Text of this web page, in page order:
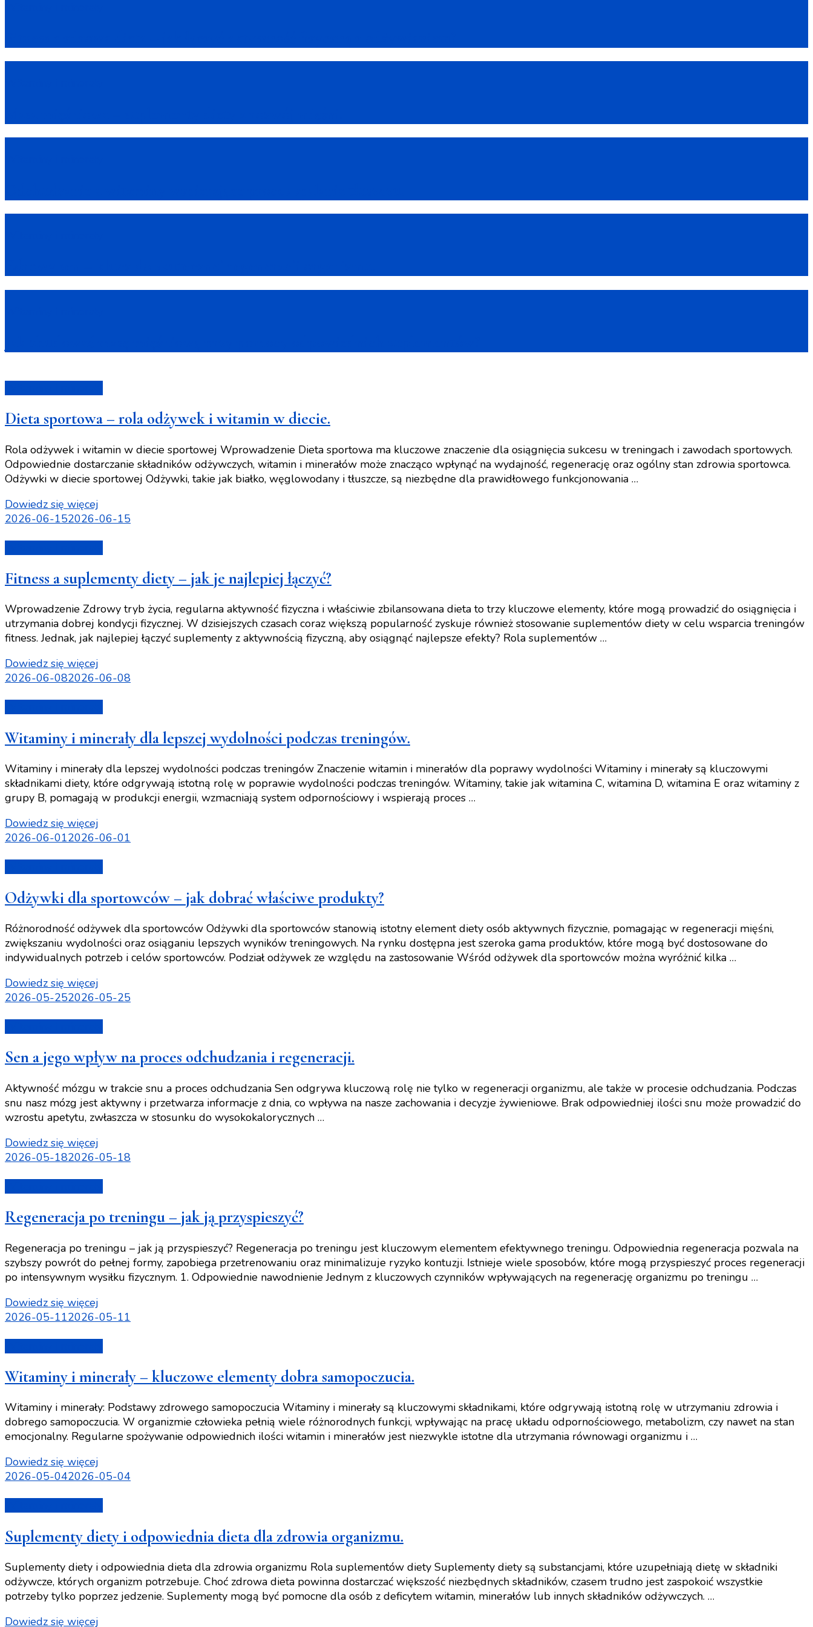
Dieta sportowa – rola odżywek i witamin w diecie.
Rola odżywek i witamin w diecie sportowej Wprowadzenie Dieta sportowa ma kluczowe znaczenie dla osiągnięcia sukcesu w treningach i zawodach sportowych.
Odpowiednie dostarczanie składników odżywczych, witamin i minerałów może znacząco wpłynąć na wydajność, regenerację oraz ogólny stan zdrowia sportowca.
Odżywki w diecie sportowej Odżywki, takie jak białko, węglowodany i tłuszcze, są niezbędne dla prawidłowego funkcjonowania …
Dowiedz się więcej
2026-06-152026-06-15
Fitness a suplementy diety – jak je najlepiej łączyć?
Wprowadzenie Zdrowy tryb życia, regularna aktywność fizyczna i właściwie zbilansowana dieta to trzy kluczowe elementy, które mogą prowadzić do osiągnięcia i
utrzymania dobrej kondycji fizycznej. W dzisiejszych czasach coraz większą popularność zyskuje również stosowanie suplementów diety w celu wsparcia treningów
fitness. Jednak, jak najlepiej łączyć suplementy z aktywnością fizyczną, aby osiągnąć najlepsze efekty? Rola suplementów …
Dowiedz się więcej
2026-06-082026-06-08
Witaminy i minerały dla lepszej wydolności podczas treningów.
Witaminy i minerały dla lepszej wydolności podczas treningów Znaczenie witamin i minerałów dla poprawy wydolności Witaminy i minerały są kluczowymi
składnikami diety, które odgrywają istotną rolę w poprawie wydolności podczas treningów. Witaminy, takie jak witamina C, witamina D, witamina E oraz witaminy z
grupy B, pomagają w produkcji energii, wzmacniają system odpornościowy i wspierają proces …
Dowiedz się więcej
2026-06-012026-06-01
Odżywki dla sportowców – jak dobrać właściwe produkty?
Różnorodność odżywek dla sportowców Odżywki dla sportowców stanowią istotny element diety osób aktywnych fizycznie, pomagając w regeneracji mięśni,
zwiększaniu wydolności oraz osiąganiu lepszych wyników treningowych. Na rynku dostępna jest szeroka gama produktów, które mogą być dostosowane do
indywidualnych potrzeb i celów sportowców. Podział odżywek ze względu na zastosowanie Wśród odżywek dla sportowców można wyróżnić kilka …
Dowiedz się więcej
2026-05-252026-05-25
Sen a jego wpływ na proces odchudzania i regeneracji.
Aktywność mózgu w trakcie snu a proces odchudzania Sen odgrywa kluczową rolę nie tylko w regeneracji organizmu, ale także w procesie odchudzania. Podczas
snu nasz mózg jest aktywny i przetwarza informacje z dnia, co wpływa na nasze zachowania i decyzje żywieniowe. Brak odpowiedniej ilości snu może prowadzić do
wzrostu apetytu, zwłaszcza w stosunku do wysokokalorycznych …
Dowiedz się więcej
2026-05-182026-05-18
Regeneracja po treningu – jak ją przyspieszyć?
Regeneracja po treningu – jak ją przyspieszyć? Regeneracja po treningu jest kluczowym elementem efektywnego treningu. Odpowiednia regeneracja pozwala na
szybszy powrót do pełnej formy, zapobiega przetrenowaniu oraz minimalizuje ryzyko kontuzji. Istnieje wiele sposobów, które mogą przyspieszyć proces regeneracji
po intensywnym wysiłku fizycznym. 1. Odpowiednie nawodnienie Jednym z kluczowych czynników wpływających na regenerację organizmu po treningu …
Dowiedz się więcej
2026-05-112026-05-11
Witaminy i minerały – kluczowe elementy dobra samopoczucia.
Witaminy i minerały: Podstawy zdrowego samopoczucia Witaminy i minerały są kluczowymi składnikami, które odgrywają istotną rolę w utrzymaniu zdrowia i
dobrego samopoczucia. W organizmie człowieka pełnią wiele różnorodnych funkcji, wpływając na pracę układu odpornościowego, metabolizm, czy nawet na stan
emocjonalny. Regularne spożywanie odpowiednich ilości witamin i minerałów jest niezwykle istotne dla utrzymania równowagi organizmu i …
Dowiedz się więcej
2026-05-042026-05-04
Suplementy diety i odpowiednia dieta dla zdrowia organizmu.
Suplementy diety i odpowiednia dieta dla zdrowia organizmu Rola suplementów diety Suplementy diety są substancjami, które uzupełniają dietę w składniki
odżywcze, których organizm potrzebuje. Choć zdrowa dieta powinna dostarczać większość niezbędnych składników, czasem trudno jest zaspokoić wszystkie
potrzeby tylko poprzez jedzenie. Suplementy mogą być pomocne dla osób z deficytem witamin, minerałów lub innych składników odżywczych. …
Dowiedz się więcej